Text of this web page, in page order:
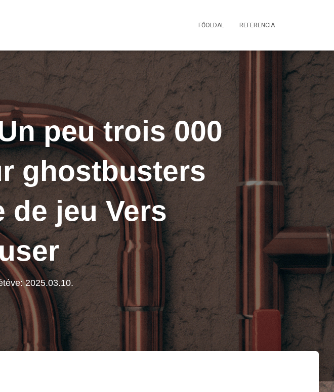
FŐOLDAL REFERENCIA
peu trois 000
ghostbusters
de jeu Vers
2025.03.10.